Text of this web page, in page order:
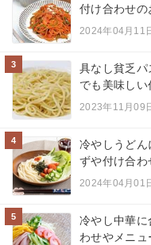
付け合わせの
2024年04月11
3
具なし貧乏
でも美味しい
2023年11月09
4
冷やしうど
ずや付け合わ
2024年04月01
5
冷やし中華
わせやメニュ